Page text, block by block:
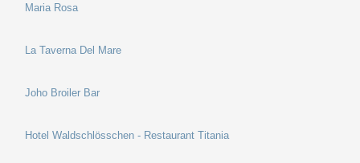
Maria Rosa
La Taverna Del Mare
Joho Broiler Bar
Hotel Waldschlösschen - Restaurant Titania